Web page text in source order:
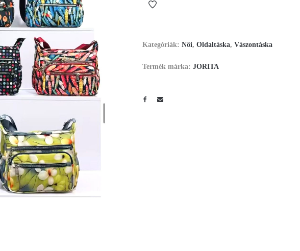
Kategóriák: Női, Oldaltáska, Vászontáska
Termék márka: JORITA